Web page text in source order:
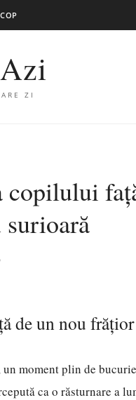
ZI
copilului
de un nou frățior
moment plin de
ca o răsturnare a